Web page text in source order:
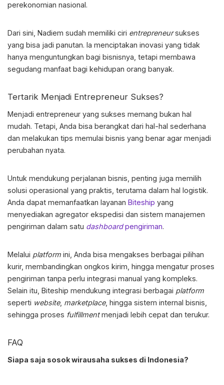
perekonomian nasional.
Dari sini, Nadiem sudah memiliki ciri entrepreneursukses
yang bisa jadi panutan. Ia menciptakan inovasi yang tidak
hanya menguntungkan bagi bisnisnya, tetapi membawa
segudang manfaat bagi kehidupan orang banyak.
Tertarik Menjadi Entrepreneur Sukses?
Menjadi entrepreneur yang sukses memang bukan hal
mudah. Tetapi, Anda bisa berangkat dari hal-hal sederhana
dan melakukan tips memulai bisnis yang benar agar menjadi
perubahan nyata.
Untuk mendukung perjalanan bisnis, penting juga memilih
solusi operasional yang praktis, terutama dalam hal logistik.
Anda dapat memanfaatkan layanan Biteship yang
menyediakan agregator ekspedisi dan sistem manajemen
pengiriman dalam satu dashboardpengiriman.
Melalui platform ini, Anda bisa mengakses berbagai pilihan
kurir, membandingkan ongkos kirim, hingga mengatur proses
pengiriman tanpa perlu integrasi manual yang kompleks.
Selain itu, Biteship mendukung integrasi berbagai platform
seperti website, marketplace, hingga sistem internal bisnis,
sehingga proses fulfillmentmenjadi lebih cepat dan terukur.
FAQ
Siapa saja sosok wirausaha sukses di Indonesia?